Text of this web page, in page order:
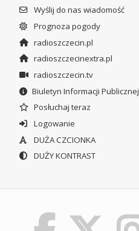
Wyślij do nas wiadomość
Prognoza pogody
radioszczecin.pl
radioszczecinextra.pl
radioszczecin.tv
Biuletyn Informacji Publicznej
Posłuchaj teraz
Logowanie
DUŻA CZCIONKA
DUŻY KONTRAST